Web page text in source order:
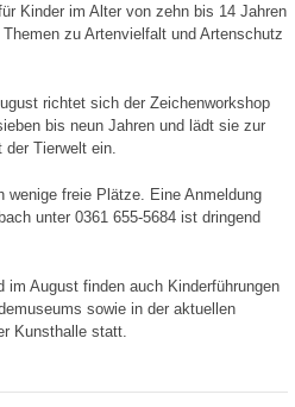
Kinder im Alter von zehn bis 14 Jahren
zu Artenvielfalt und Artenschutz
richtet sich der Zeichenworkshop
bis neun Jahren und lädt sie zur
der Tierwelt ein.
wenige freie Plätze. Eine Anmeldung
unter 0361 655-5684 ist dringend
im August finden auch Kinderführungen
sowie in der aktuellen
Kunsthalle statt.